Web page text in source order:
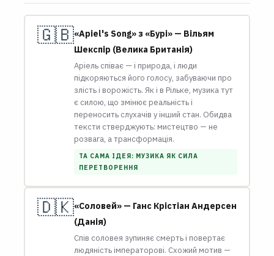
🇬🇧«Арiel's Song» з «Бурі» — Вільям
Шекспір (Велика Британія)
Аріель співає — і природа, і люди
підкоряються його голосу, забуваючи про
злість і ворожість. Як і в Рільке, музика тут
є силою, що змінює реальність і
переносить слухачів у інший стан. Обидва
тексти стверджують: мистецтво — не
розвага, а трансформація.
ТА САМА ІДЕЯ: МУЗИКА ЯК СИЛА
ПЕРЕТВОРЕННЯ
🇩🇰«Соловей» — Ганс Крістіан Андерсен
(Данія)
Спів соловея зупиняє смерть і повертає
людяність імператорові. Схожий мотив —